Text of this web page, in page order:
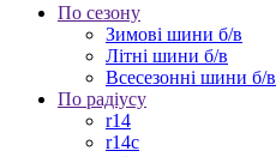
По сезону
Зимові шини б/в
Літні шини б/в
Всесезонні шини б/в
По радіусу
r14
r14c